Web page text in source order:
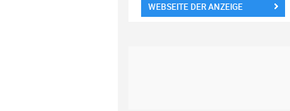
WEBSEITE DER ANZEIGE